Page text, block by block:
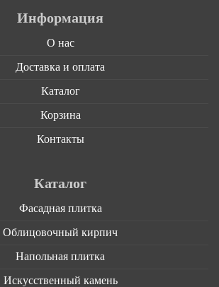
Информация
О нас
Доставка и оплата
Каталог
Корзина
Контакты
Каталог
Фасадная плитка
Облицовочный кирпич
Напольная плитка
Искусственный камень